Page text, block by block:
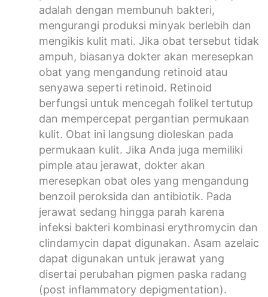
adalah dengan membunuh bakteri,
mengurangi produksi minyak berlebih dan
mengikis kulit mati. Jika obat tersebut tidak
ampuh, biasanya dokter akan meresepkan
obat yang mengandung retinoid atau
senyawa seperti retinoid. Retinoid
berfungsi untuk mencegah folikel tertutup
dan mempercepat pergantian permukaan
kulit. Obat ini langsung dioleskan pada
permukaan kulit. Jika Anda juga memiliki
pimple atau jerawat, dokter akan
meresepkan obat oles yang mengandung
benzoil peroksida dan antibiotik. Pada
jerawat sedang hingga parah karena
infeksi bakteri kombinasi erythromycin dan
clindamycin dapat digunakan. Asam azelaic
dapat digunakan untuk jerawat yang
disertai perubahan pigmen paska radang
(post inflammatory depigmentation).